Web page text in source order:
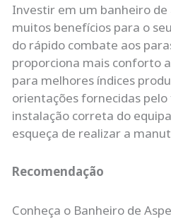
Investir em um banheiro
muitos benefícios para o
do rápido combate aos
proporciona mais conforto
para melhores índices
orientações fornecidas
instalação correta do
esqueça de realizar a
Recomendação
Conheça o Banheiro de